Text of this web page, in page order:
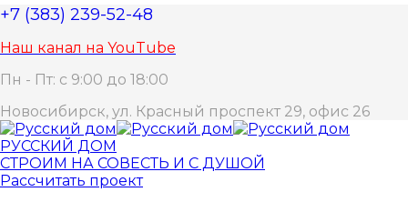
+7 (383) 239-52-48
Наш канал на YouTube
Пн - Пт: с 9:00 до 18:00
Новосибирск, ул. Красный проспект 29, офис 26
РУССКИЙ ДОМ
СТРОИМ НА СОВЕСТЬ И С ДУШОЙ
Рассчитать проект